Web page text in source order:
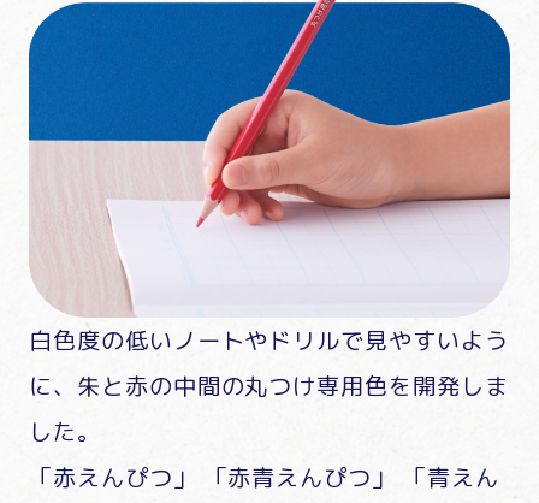
白色度の低いノートやドリルで見やすいよう
に、朱と赤の中間の丸つけ専用色を開発しま
した。
「赤えんぴつ」 「赤青えんぴつ」 「青えん